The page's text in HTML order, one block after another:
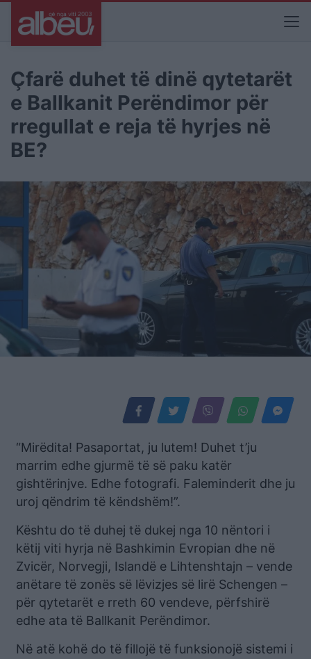
Çfarë duhet të dinë qytetarët
e Ballkanit Perëndimor për
rregullat e reja të hyrjes në
BE?
“Mirëdita! Pasaportat, ju lutem! Duhet t’ju
marrim edhe gjurmë të së paku katër
gishtërinjve. Edhe fotografi. Faleminderit dhe ju
uroj qëndrim të këndshëm!”.
Kështu do të duhej të dukej nga 10 nëntori i
këtij viti hyrja në Bashkimin Evropian dhe në
Zvicër, Norvegji, Islandë e Lihtenshtajn – vende
anëtare të zonës së lëvizjes së lirë Schengen –
për qytetarët e rreth 60 vendeve, përfshirë
edhe ata të Ballkanit Perëndimor.
Në atë kohë do të fillojë të funksionojë sistemi i